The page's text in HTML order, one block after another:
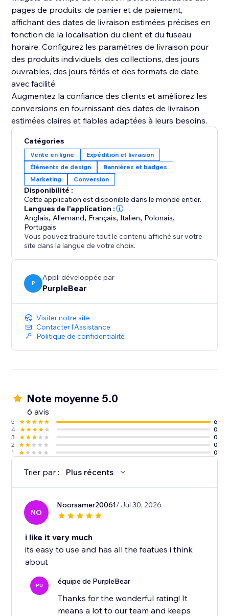
pages de produits, de panier et de paiement,
affichant des dates de livraison estimées précises en
fonction de la localisation du client et du fuseau
horaire. Configurez les paramètres de livraison pour
des produits individuels, des collections, des jours
ouvrables, des jours fériés et des formats de date
avec facilité.
Augmentez la confiance des clients et améliorez les
conversions en fournissant des dates de livraison
estimées claires et fiables adaptées à leurs besoins.
Catégories
Vente en ligne
Expédition et livraison
Éléments de design
Bannières et badges
Marketing
Conversion
Disponibilité :
Cette application est disponible dans le monde entier.
Langues de l'application :
Anglais, Allemand, Français, Italien, Polonais,
Portugais
Vous pouvez traduire tout le contenu affiché sur votre
site dans la langue de votre choix.
P
Appli développée par
PurpleBear
Visiter notre site
Contacter l'Assistance
Politique de confidentialité
Note moyenne 5.0
6 avis
5
6
4
0
3
0
2
0
1
0
Trier par : Plus récents
NO
Noorsamer20061/ Jul 30, 2026
i like it very much
its easy to use and has all the featues i think
about
PU équipe de PurpleBear
Thanks for the wonderful rating! It
means a lot to our team and keeps